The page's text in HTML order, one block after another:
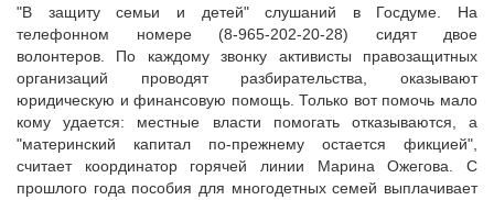
"В защиту семьи и детей" слушаний в Госдуме. На
телефонном номере (8-965-202-20-28) сидят двое
волонтеров. По каждому звонку активисты правозащитных
организаций проводят разбирательства, оказывают
юридическую и финансовую помощь. Только вот помочь мало
кому удается: местные власти помогать отказываются, а
"материнский капитал по-прежнему остается фикцией",
считает координатор горячей линии Марина Ожегова. С
прошлого года пособия для многодетных семей выплачивает